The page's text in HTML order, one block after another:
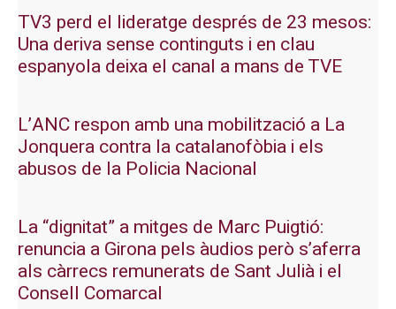
TV3 perd el lideratge després de 23 mesos:
Una deriva sense continguts i en clau
espanyola deixa el canal a mans de TVE
L’ANC respon amb una mobilització a La
Jonquera contra la catalanofòbia i els
abusos de la Policia Nacional
La “dignitat” a mitges de Marc Puigtió:
renuncia a Girona pels àudios però s’aferra
als càrrecs remunerats de Sant Julià i el
Consell Comarcal